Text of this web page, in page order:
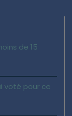
de 15
voté pour ce